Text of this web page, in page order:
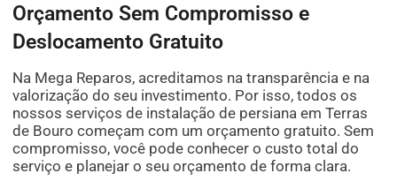
Orçamento Sem Compromisso e
Deslocamento Gratuito
Na Mega Reparos, acreditamos na transparência e na
valorização do seu investimento. Por isso, todos os
nossos serviços de instalação de persiana em Terras
de Bouro começam com um orçamento gratuito. Sem
compromisso, você pode conhecer o custo total do
serviço e planejar o seu orçamento de forma clara.